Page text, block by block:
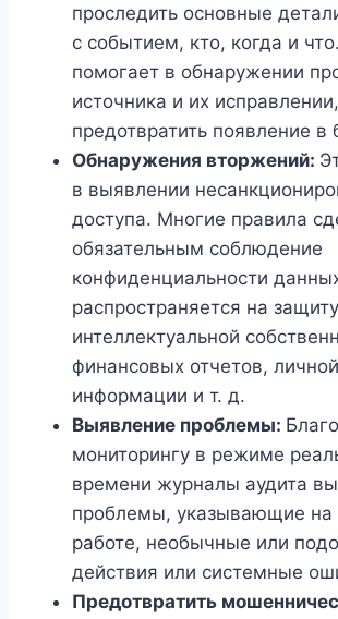
проследить основные
с событием, кто, когда и
помогает в обнаружении
источника и их
предотвратить появление
Обнаружения вторжений:
в выявлении
доступа. Многие правила
обязательным соблюдение
конфиденциальности
распространяется на защиту
интеллектуальной
финансовых отчетов, личной
информации и т. д.
Выявление проблемы:
мониторингу в режиме
времени журналы аудита
проблемы, указывающие
работе, необычные или
действия или системные
Предотвратить